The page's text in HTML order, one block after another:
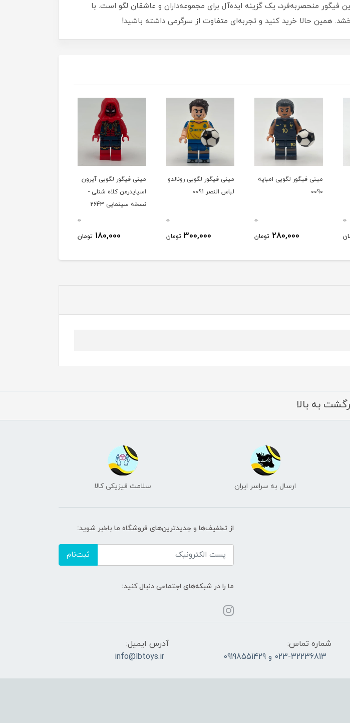
وارد شوید! این فیگور منحصر‌به‌فرد، یک گزینه ایده‌آل برای مجموعه‌داران و عاشقان لگو است. با
همین حالا خرید کنید و تجربه‌ای متفاوت از سرگرمی داشته باشید!
مینی فیگور لگویی امباپه
0090
280,000 تومان
مینی فیگور لگویی رونالدو
لباس النصر 0091
300,000 تومان
مینی فیگور لگویی آیرون
اسپایدرمن کلاه شنلی -
نسخه سینمایی 2643
180,000 تومان
به بالا
ارسال به سراسر ایران سلامت فیزیکی کالا
از تخفیف‌ها و جدیدترین‌های فروشگاه ما باخبر شوید:
ثبت‌نام
ما را در شبکه‌های اجتماعی دنبال کنید:
شماره تماس:
023-32236813 و 09198551429
آدرس ایمیل:
info@lbtoys.ir